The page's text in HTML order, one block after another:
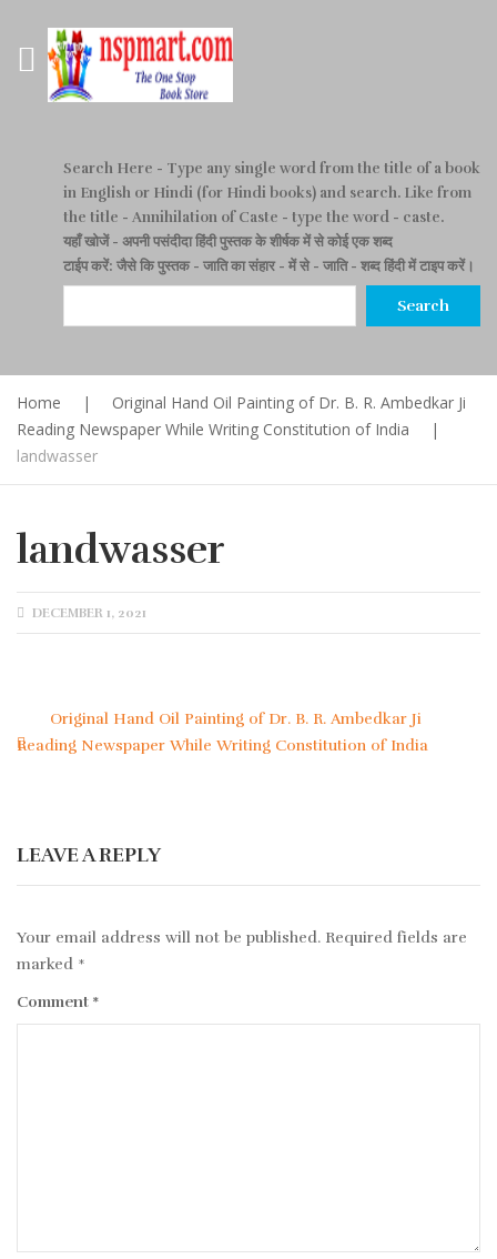
Search Here - Type any single word from the title of a book
in English or Hindi (for Hindi books) and search. Like from
the title - Annihilation of Caste - type the word - caste.
यहाँ खोजें- अपनी पसंदीदा हिंदी पुस्तक के शीर्षक में से कोई एक शब्द
टाईप करें: जैसे कि पुस्तक - जाति का संहार - में से - जाति - शब्द हिंदी में टाइप करें।
Search
Home |
Original Hand Oil Painting of Dr. B. R. Ambedkar Ji
Reading Newspaper While Writing Constitution of India
|
landwasser
landwasser
POSTED
ON
DECEMBER 1, 2021
PostOriginal Hand Oil Painting of Dr. B. R. Ambedkar Ji
Reading Newspaper While Writing Constitution of India
LEAVE A REPLY
Your email address will not be published. Required fields are
marked *
Comment *